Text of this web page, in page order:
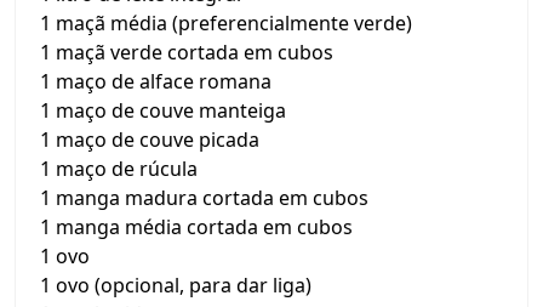
1 maçã média (preferencialmente verde)
1 maçã verde cortada em cubos
1 maço de alface romana
1 maço de couve manteiga
1 maço de couve picada
1 maço de rúcula
1 manga madura cortada em cubos
1 manga média cortada em cubos
1 ovo
1 ovo (opcional, para dar liga)